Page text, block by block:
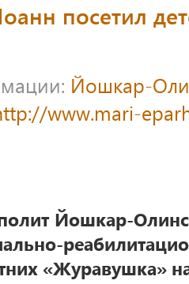
посетил
Йошкар-
www.mari-
Йошкар-
«Журавушка»